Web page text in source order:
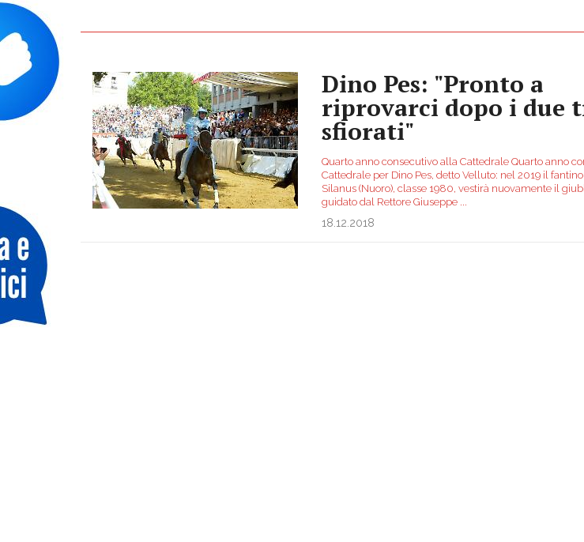
Dino Pes: "Pronto a
riprovarci dopo i due
sfiorati"
Quarto anno consecutivo alla Cattedrale Quarto anno
Cattedrale per Dino Pes, detto Velluto: nel 2019 il
Silanus (Nuoro), classe 1980, vestirà nuovamente il
guidato dal Rettore Giuseppe
18.12.2018